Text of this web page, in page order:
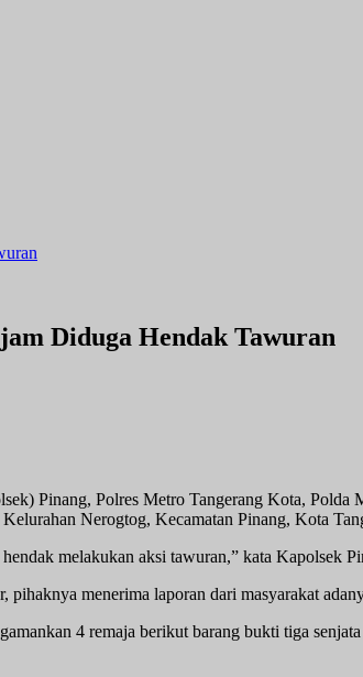
Diduga Hendak Tawuran
Pinang, Polres Metro Tangerang Kota, Polda
Nerogtog, Kecamatan Pinang, Kota
melakukan aksi tawuran,” kata Kapolsek
menerima laporan dari masyarakat
4 remaja berikut barang bukti tiga